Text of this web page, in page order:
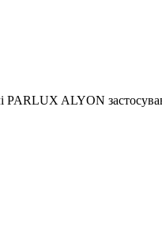
PARLUX ALYON